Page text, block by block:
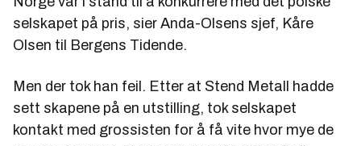
selskapet på pris, sier Anda-Olsens sjef, Kåre
Olsen til Bergens Tidende.
Men der tok han feil. Etter at Stend Metall hadde
sett skapene på en utstilling, tok selskapet
kontakt med grossisten for å få vite hvor mye de